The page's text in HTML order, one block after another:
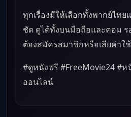
ทุกเรื่องมีให้เลือกทั้งพากย์ไท
ชัด ดูได้ทั้งบนมือถือและคอม
ต้องสมัครสมาชิกหรือเสียค่าใ
#ดูหนังฟรี #FreeMovie24 #ห
ออนไลน์